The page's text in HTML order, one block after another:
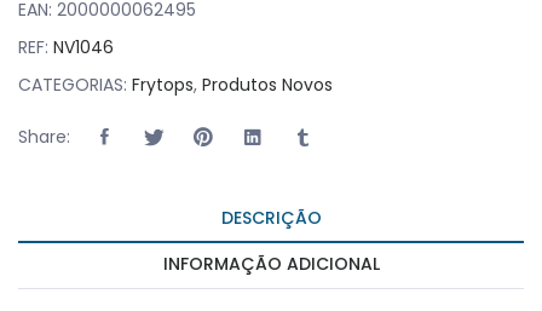
EAN: 2000000062495
REF: NV1046
CATEGORIAS: Frytops, Produtos Novos
Share:
DESCRIÇÃO
INFORMAÇÃO ADICIONAL